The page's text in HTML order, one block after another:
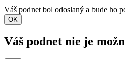
Váš podnet bol odoslaný a bude ho
OK
Váš podnet nie je